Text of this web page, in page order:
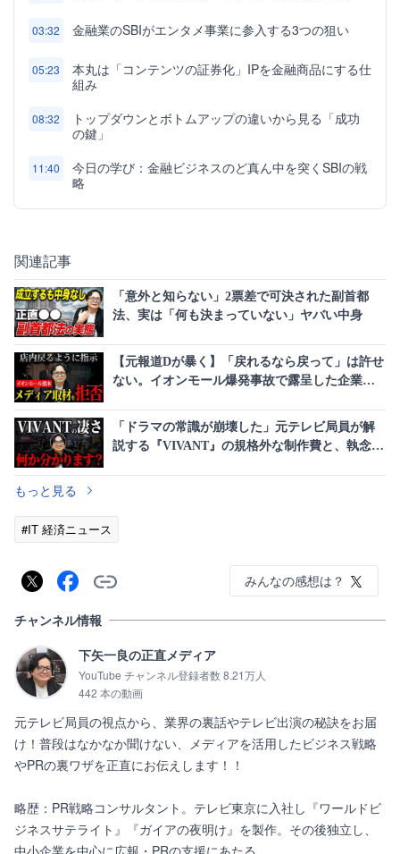
03:32 金融業のSBIがエンタメ事業に参入する3つの狙い
05:23
本丸は「コンテンツの証券化」IPを金融商品にする仕
組み
08:32
トップダウンとボトムアップの違いから見る「成功
の鍵」
11:40
今日の学び：金融ビジネスのど真ん中を突くSBIの戦
略
関連記事
「意外と知らない」2票差で可決された副首都
法、実は「何も決まっていない」ヤバい中身
【元報道Dが暴く】「戻れるなら戻って」は許せ
ない。イオンモール爆発事故で露呈した企業対
「ドラマの常識が崩壊した」元テレビ局員が解
説する『VIVANT』の規格外な制作費と、執念と
もっと見る
#IT 経済ニュース
みんなの感想は？
チャンネル情報
下矢一良の正直メディア
YouTube チャンネル登録者数 8.21万人
442 本の動画
元テレビ局員の視点から、業界の裏話やテレビ出演の秘訣をお届
け！普段はなかなか聞けない、メディアを活用したビジネス戦略
やPRの裏ワザを正直にお伝えします！！
略歴：PR戦略コンサルタント。テレビ東京に入社し『ワールドビ
ジネスサテライト』『ガイアの夜明け』を製作。その後独立し、
中小企業を中心に広報・PRの支援にあたる。